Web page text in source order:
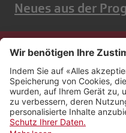
Neues aus der
Kontakt
Impressum
Rechtliches
Netiquette